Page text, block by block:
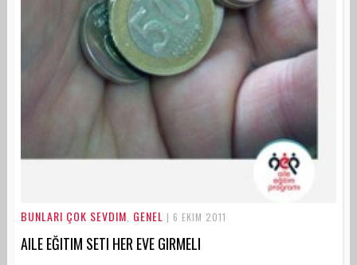
BUNLARI ÇOK SEVDIM GENEL | 6 EKIM 2011
AILE EĞITIM SETI HER EVE GIRMELI